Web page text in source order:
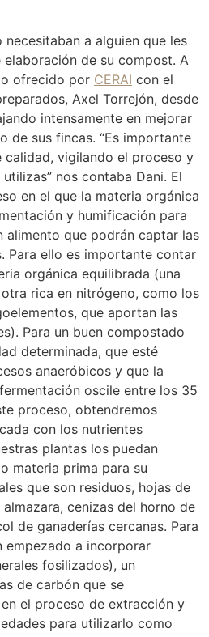
a alguien que les
de su compost. A
ofrecido por CERAI con el
Axel Torrejón, desde
intensamente en mejorar
de sus fincas. “Es importante
vigilando el proceso y
nos contaba Dani. El
en el que la materia orgánica
y humificación para
alimento que podrán captar las
Para ello es importante contar
orgánica equilibrada (una
rica en nitrógeno, como los
que aportan las
Para un buen compostado
determinada, que esté
anaeróbicos y que la
oscile entre los 35
proceso, obtendremos
con los nutrientes
plantas los puedan
materia prima para su
que son residuos, hojas de
cenizas del horno de
de ganaderías cercanas. Para
empezado a incorporar
fosilizados), un
de carbón que se
el proceso de extracción y
para utilizarlo como